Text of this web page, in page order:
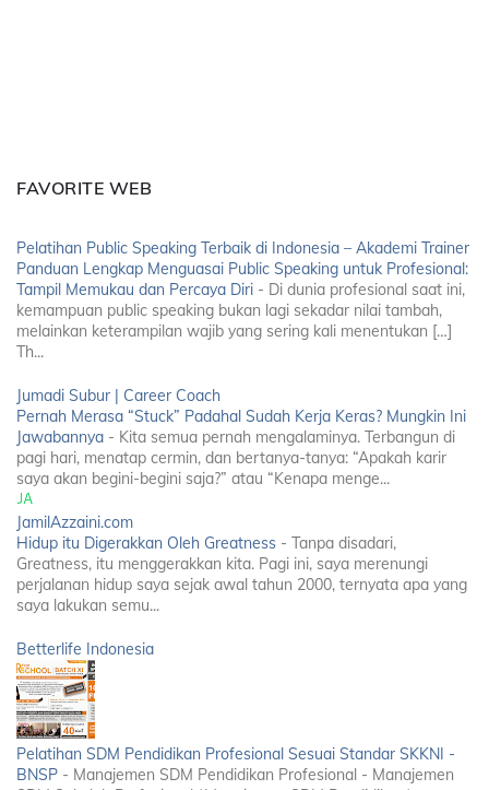
FAVORITE WEB
Pelatihan Public Speaking Terbaik di Indonesia – Akademi Trainer
Panduan Lengkap Menguasai Public Speaking untuk Profesional:
Tampil Memukau dan Percaya Diri - Di dunia profesional saat ini,
kemampuan public speaking bukan lagi sekadar nilai tambah,
melainkan keterampilan wajib yang sering kali menentukan […]
Th...
Jumadi Subur | Career Coach
Pernah Merasa “Stuck” Padahal Sudah Kerja Keras? Mungkin Ini
Jawabannya - Kita semua pernah mengalaminya. Terbangun di
pagi hari, menatap cermin, dan bertanya-tanya: “Apakah karir
saya akan begini-begini saja?” atau “Kenapa menge...
JamilAzzaini.com
Hidup itu Digerakkan Oleh Greatness - Tanpa disadari,
Greatness, itu menggerakkan kita. Pagi ini, saya merenungi
perjalanan hidup saya sejak awal tahun 2000, ternyata apa yang
saya lakukan semu...
Betterlife Indonesia
Pelatihan SDM Pendidikan Profesional Sesuai Standar SKKNI -
BNSP - Manajemen SDM Pendidikan Profesional - Manajemen